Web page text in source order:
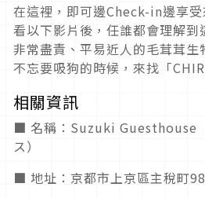
在這裡，即可邊Check-in邊享
看以下影片後，任誰都會理解
非常盡責、平易近人的毛茸茸生
不忘要吸狗的時候，來找「
相關資訊
■ 名稱：Suzuki Guesthouse
ス）
■ 地址：京都市上京區主稅町